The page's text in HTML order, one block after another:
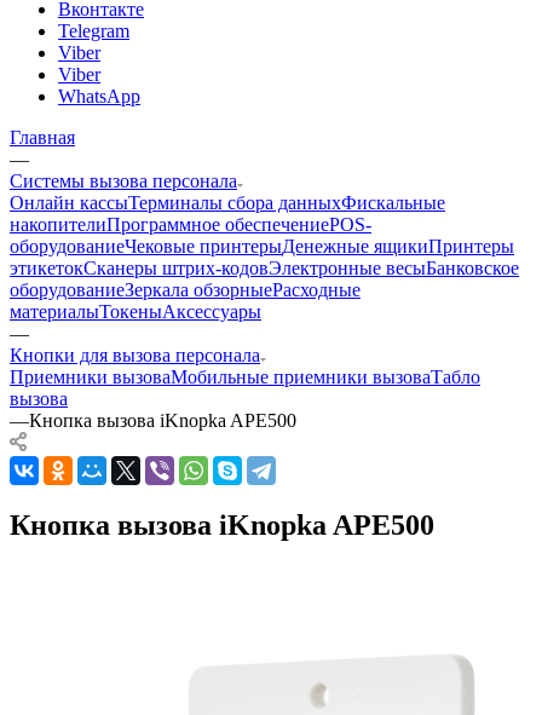
Вконтакте
Telegram
Viber
Viber
WhatsApp
Главная
—
Системы вызова персонала
Онлайн кассыТерминалы сбора данныхФискальные
накопителиПрограммное обеспечениеPOS-
оборудованиеЧековые принтерыДенежные ящикиПринтеры
этикетокСканеры штрих-кодовЭлектронные весыБанковское
оборудованиеЗеркала обзорныеРасходные
материалыТокеныАксессуары
—
Кнопки для вызова персонала
Приемники вызоваМобильные приемники вызоваТабло
вызова
—Кнопка вызова iKnopka APE500
Кнопка вызова iKnopka APE500